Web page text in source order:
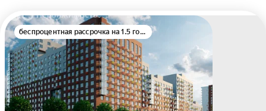
беспроцентная рассрочка на 1.5 года